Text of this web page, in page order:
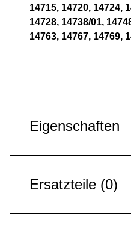
14715, 14720, 14724,
14728, 14738/01,
14763, 14767, 14769,
Eigenschaften
Ersatzteile (0)